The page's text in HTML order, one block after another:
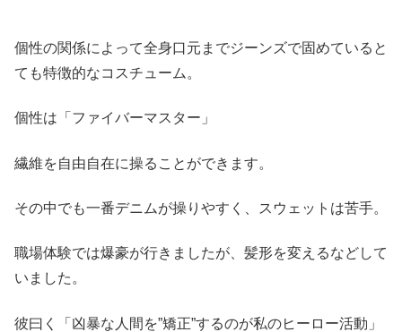
個性の関係によって全身口元までジーンズで固めていると
ても特徴的なコスチューム。
個性は「ファイバーマスター」
繊維を自由自在に操ることができます。
その中でも一番デニムが操りやすく、スウェットは苦手。
職場体験では爆豪が行きましたが、髪形を変えるなどして
いました。
彼曰く「凶暴な人間を”矯正”するのが私のヒーロー活動」